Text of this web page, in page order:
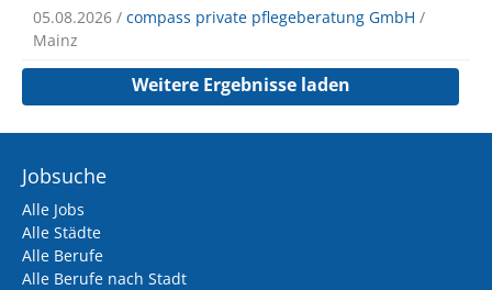
05.08.2026 / compass private pflegeberatung GmbH /
Mainz
Weitere Ergebnisse laden
Jobsuche
Alle Jobs
Alle Städte
Alle Berufe
Alle Berufe nach Stadt